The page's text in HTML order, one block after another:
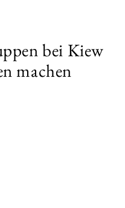
bei Kiew
machen